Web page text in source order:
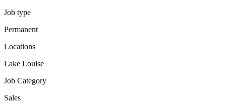
Job type
Permanent
Locations
Lake Louise
Job Category
Sales